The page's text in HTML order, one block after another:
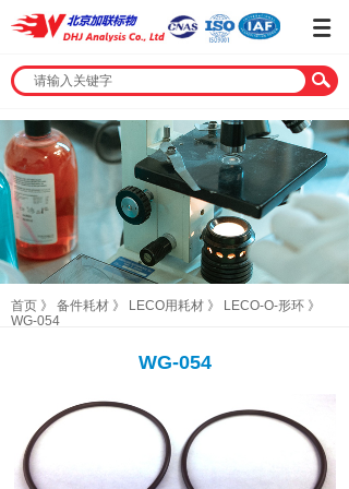
首页 》 备件耗材 》 LECO用耗材 》 LECO-O-形环 》
WG-054
WG-054